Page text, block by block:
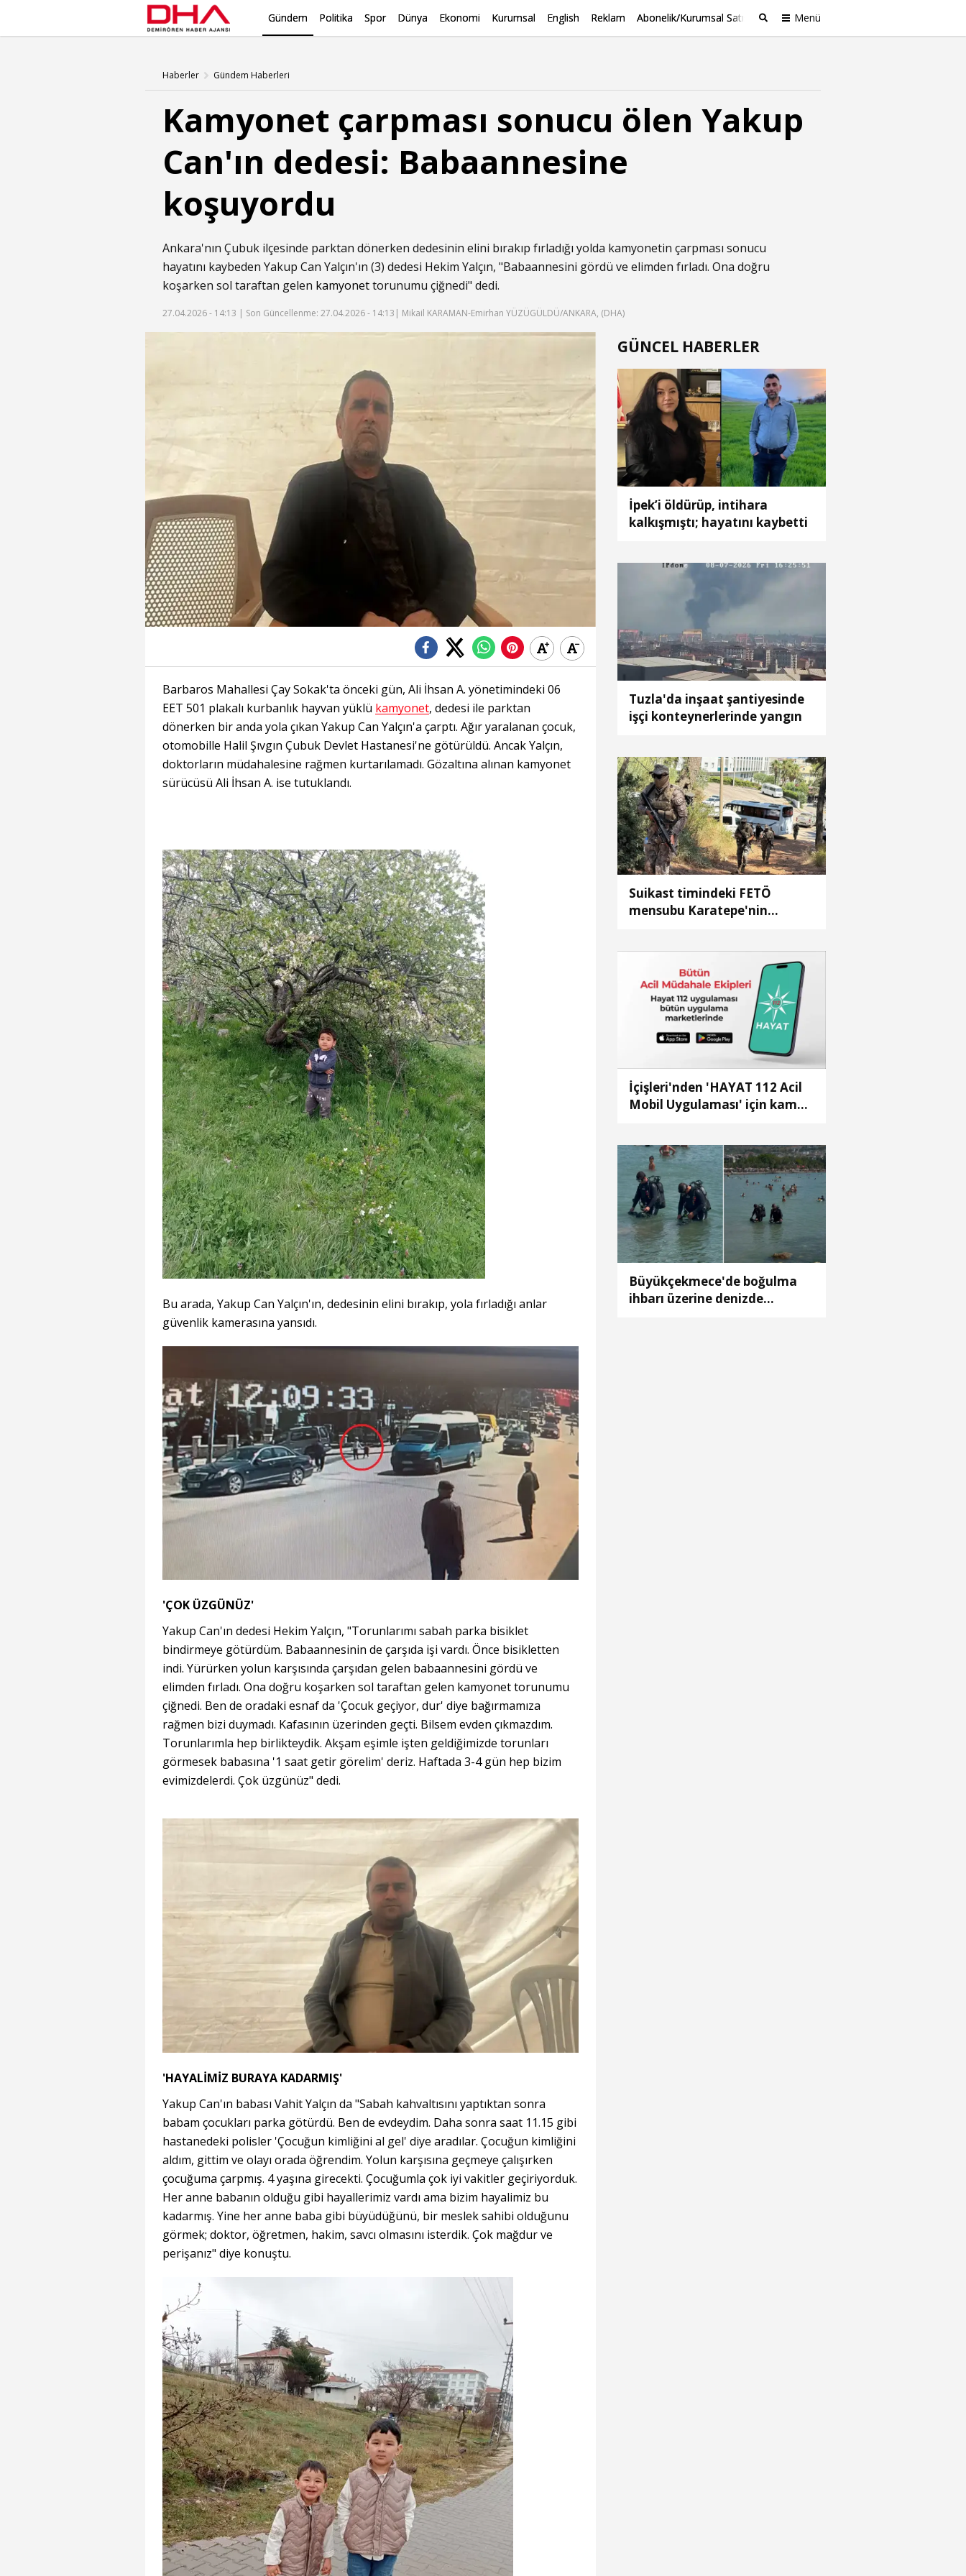
Gündem Politika Spor Dünya Ekonomi Kurumsal English Reklam Abonelik/Kurumsal Satış Menü
Haberler Gündem Haberleri
Kamyonet çarpması sonucu ölen Yakup
Can'ın dedesi: Babaannesine
koşuyordu
Ankara'nın Çubuk ilçesinde parktan dönerken dedesinin elini bırakıp fırladığı yolda kamyonetin çarpması sonucu
hayatını kaybeden Yakup Can Yalçın'ın (3) dedesi Hekim Yalçın, "Babaannesini gördü ve elimden fırladı. Ona doğru
koşarken sol taraftan gelen kamyonettorunumu çiğnedi" dedi.
27.04.2026 - 14:13 | Son Güncellenme: 27.04.2026 - 14:13 | Mikail KARAMAN-Emirhan YÜZÜGÜLDÜ/ANKARA, (DHA)
Barbaros Mahallesi Çay Sokak'ta önceki gün, Ali İhsan A. yönetimindeki 06
EET 501 plakalı kurbanlık hayvan yüklü kamyonet, dedesi ile parktan
dönerken bir anda yola çıkan Yakup Can Yalçın'a çarptı. Ağır yaralanan çocuk,
otomobille Halil Şıvgın Çubuk Devlet Hastanesi'ne götürüldü. Ancak Yalçın,
doktorların müdahalesine rağmen kurtarılamadı. Gözaltına alınan kamyonet
sürücüsü Ali İhsan A. ise tutuklandı.
Bu arada, Yakup Can Yalçın'ın, dedesinin elini bırakıp, yola fırladığı anlar
güvenlik kamerasına yansıdı.
'ÇOK ÜZGÜNÜZ'
Yakup Can'ın dedesi Hekim Yalçın, "Torunlarımı sabah parka bisiklet
bindirmeye götürdüm. Babaannesinin de çarşıda işi vardı. Önce bisikletten
indi. Yürürken yolun karşısında çarşıdan gelen babaannesini gördü ve
elimden fırladı. Ona doğru koşarken sol taraftan gelen kamyonet torunumu
çiğnedi. Ben de oradaki esnaf da 'Çocuk geçiyor, dur' diye bağırmamıza
rağmen bizi duymadı. Kafasının üzerinden geçti. Bilsem evden çıkmazdım.
Torunlarımla hep birlikteydik. Akşam eşimle işten geldiğimizde torunları
görmesek babasına '1 saat getir görelim' deriz. Haftada 3-4 gün hep bizim
evimizdelerdi. Çok üzgünüz" dedi.
'HAYALİMİZ BURAYA KADARMIŞ'
Yakup Can'ın babası Vahit Yalçın da "Sabah kahvaltısını yaptıktan sonra
babam çocukları parka götürdü. Ben de evdeydim. Daha sonra saat 11.15 gibi
hastanedeki polisler 'Çocuğun kimliğini al gel' diye aradılar. Çocuğun kimliğini
aldım, gittim ve olayı orada öğrendim. Yolun karşısına geçmeye çalışırken
çocuğuma çarpmış. 4 yaşına girecekti. Çocuğumla çok iyi vakitler geçiriyorduk.
Her anne babanın olduğu gibi hayallerimiz vardı ama bizim hayalimiz bu
kadarmış. Yine her anne baba gibi büyüdüğünü, bir meslek sahibi olduğunu
görmek; doktor, öğretmen, hakim, savcı olmasını isterdik. Çok mağdur ve
perişanız" diye konuştu.
GÜNCEL HABERLER
İpek’i öldürüp, intihara
kalkışmıştı; hayatını kaybetti
Tuzla'da inşaat şantiyesinde
işçi konteynerlerinde yangın
Suikast timindeki FETÖ
mensubu Karatepe'nin
İçişleri'nden 'HAYAT 112 Acil
Mobil Uygulaması' için kamu
Büyükçekmece'de boğulma
ihbarı üzerine denizde